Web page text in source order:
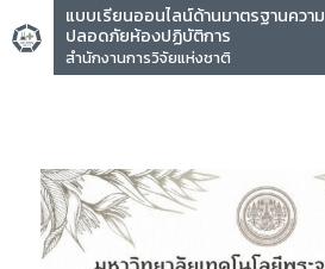
แบบเรียนออนไลน์ด้านมาตรฐานความ
ปลอดภัยห้องปฏิบัติการ
สำนักงานการวิจัยแห่งชาติ